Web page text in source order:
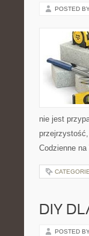
POSTED
nie jest
Codzienne
DIY
POSTED